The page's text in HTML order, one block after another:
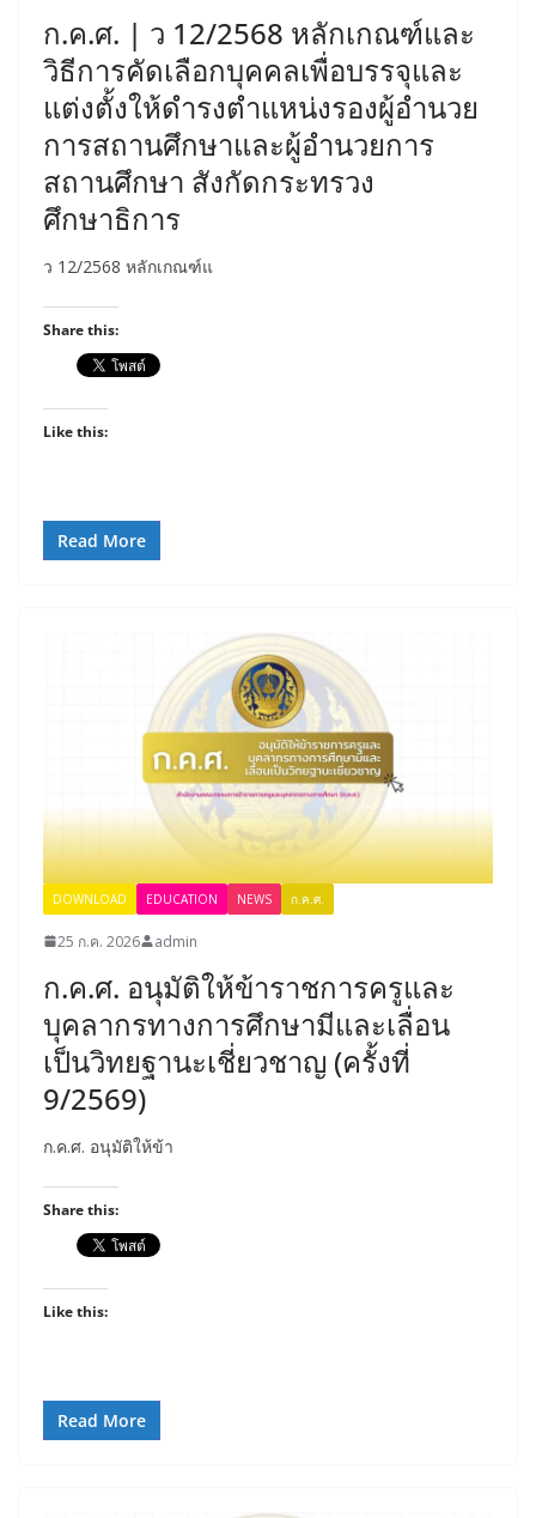
ก.ค.ศ. | ว 12/2568 หลักเกณฑ์และ
วิธีการคัดเลือกบุคคลเพื่อบรรจุและ
แต่งตั้งให้ดำรงตำแหน่งรองผู้อำนวย
การสถานศึกษาและผู้อำนวยการ
สถานศึกษา สังกัดกระทรวง
ศึกษาธิการ
ว 12/2568 หลักเกณฑ์แ
Share this:
Like this:
Read More
DOWNLOAD EDUCATION NEWS ก.ค.ศ.
25 ก.ค. 2026 admin
ก.ค.ศ. อนุมัติให้ข้าราชการครูและ
บุคลากรทางการศึกษามีและเลื่อน
เป็นวิทยฐานะเชี่ยวชาญ (ครั้งที่
9/2569)
ก.ค.ศ. อนุมัติให้ข้า
Share this:
Like this:
Read More